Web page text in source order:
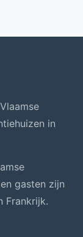
in
gasten zijn
Frankrijk.